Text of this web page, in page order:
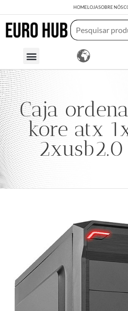
HOMELOJASOBRE NÓS
Caja
kore atx